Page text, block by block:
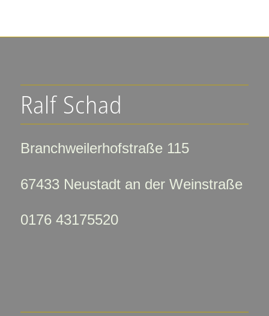
Ralf Schad
Branchweilerhofstraße 115
67433 Neustadt an der Weinstraße
0176 43175520